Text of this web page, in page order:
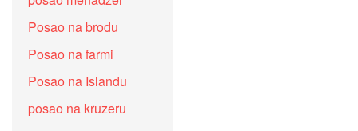
Posao na brodu
Posao na farmi
Posao na Islandu
posao na kruzeru